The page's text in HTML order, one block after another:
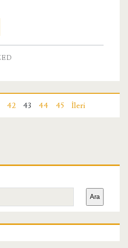
42 43 44 45 İleri
Ara